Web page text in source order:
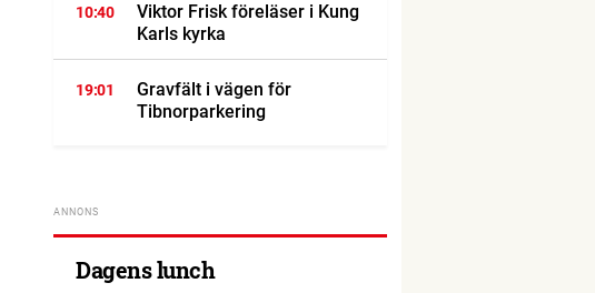
10:40
Viktor Frisk föreläser i Kung
Karls kyrka
19:01
Gravfält i vägen för
Tibnorparkering
Dagens lunch